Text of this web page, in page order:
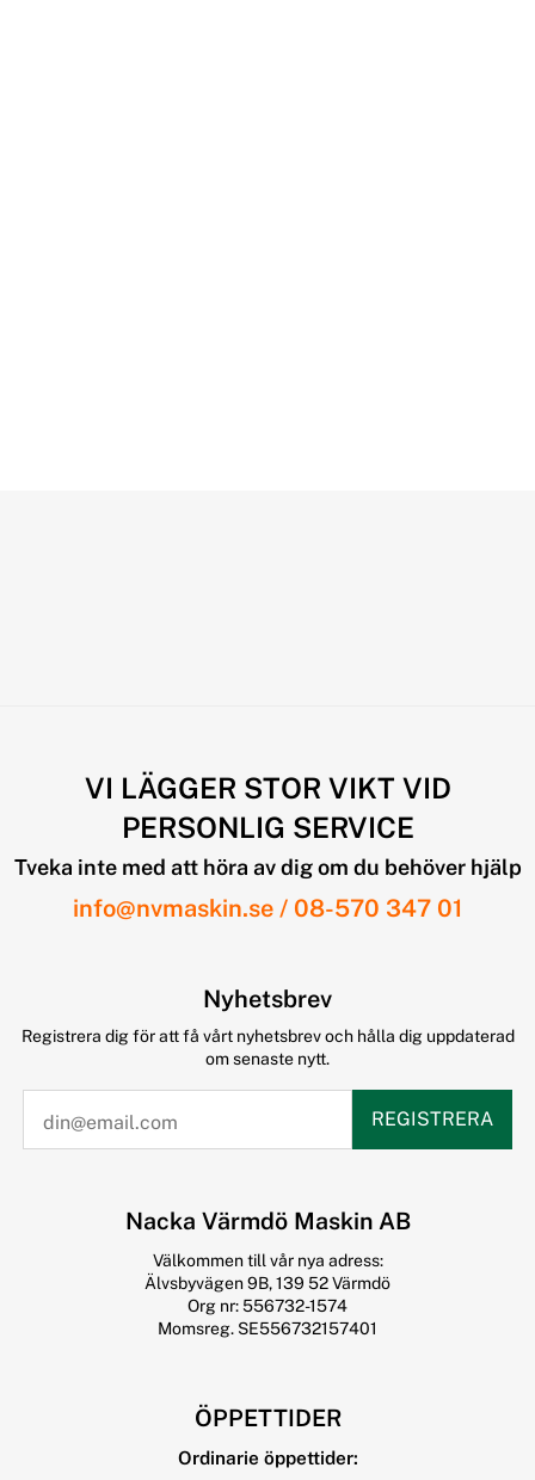
VI LÄGGER STOR VIKT VID
PERSONLIG SERVICE
Tveka inte med att höra av dig om du behöver hjälp
info@nvmaskin.se / 08-570 347 01
Nyhetsbrev
Registrera dig för att få vårt nyhetsbrev och hålla dig uppdaterad
om senaste nytt.
REGISTRERA
Nacka Värmdö Maskin AB
Välkommen till vår nya adress:
Älvsbyvägen 9B, 139 52 Värmdö
Org nr: 556732-1574
Momsreg. SE556732157401
ÖPPETTIDER
Ordinarie öppettider: